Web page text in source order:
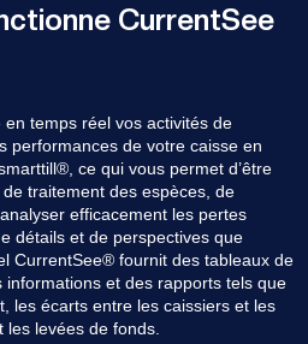
CurrentSee
temps réel vos activités de
performances de votre caisse en
ce qui vous permet d’être
traitement des espèces, de
efficacement les pertes
détails et de perspectives que
CurrentSee® fournit des tableaux de
informations et des rapports tels que
les écarts entre les caissiers et les
levées de fonds.